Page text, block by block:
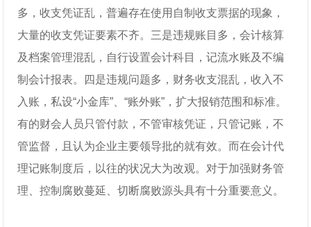
多，收支凭证乱，普遍存在使用自制收支票据的现象，
大量的收支凭证要素不齐。三是违规账目多，会计核算
及档案管理混乱，自行设置会计科目，记流水账及不编
制会计报表。四是违规问题多，财务收支混乱，收入不
入账，私设“小金库”、“账外账”，扩大报销范围和标准。
有的财会人员只管付款，不管审核凭证，只管记账，不
管监督，且认为企业主要领导批的就有效。而在会计代
理记账制度后，以往的状况大为改观。对于加强财务管
理、控制腐败蔓延、切断腐败源头具有十分重要意义。